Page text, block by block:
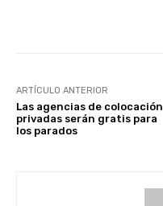
ARTÍCULO ANTERIOR
Las agencias de colocación
privadas serán gratis para
los parados